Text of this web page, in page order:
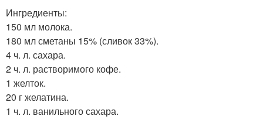
Ингредиенты:
150 мл молока.
180 мл сметаны 15% (сливок 33%).
4 ч. л. сахара.
2 ч. л. растворимого кофе.
1 желток.
20 г желатина.
1 ч. л. ванильного сахара.